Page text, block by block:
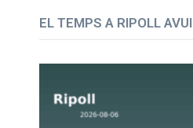
EL TEMPS A RIPOLL AVUI